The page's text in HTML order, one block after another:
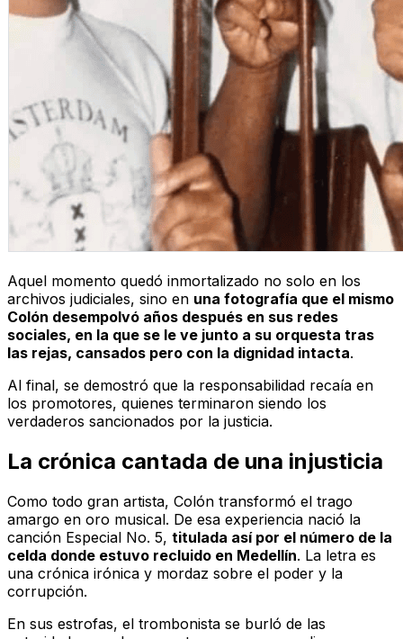
Aquel momento quedó inmortalizado no solo en los
archivos judiciales, sino en una fotografía que el mismo
Colón desempolvó años después en sus redes
sociales, en la que se le ve junto a su orquesta tras
las rejas, cansados pero con la dignidad intacta.
Al final, se demostró que la responsabilidad recaía en
los promotores, quienes terminaron siendo los
verdaderos sancionados por la justicia.
La crónica cantada de una injusticia
Como todo gran artista, Colón transformó el trago
amargo en oro musical. De esa experiencia nació la
canción Especial No. 5, titulada así por el número de la
celda donde estuvo recluido en Medellín. La letra es
una crónica irónica y mordaz sobre el poder y la
corrupción.
En sus estrofas, el trombonista se burló de las